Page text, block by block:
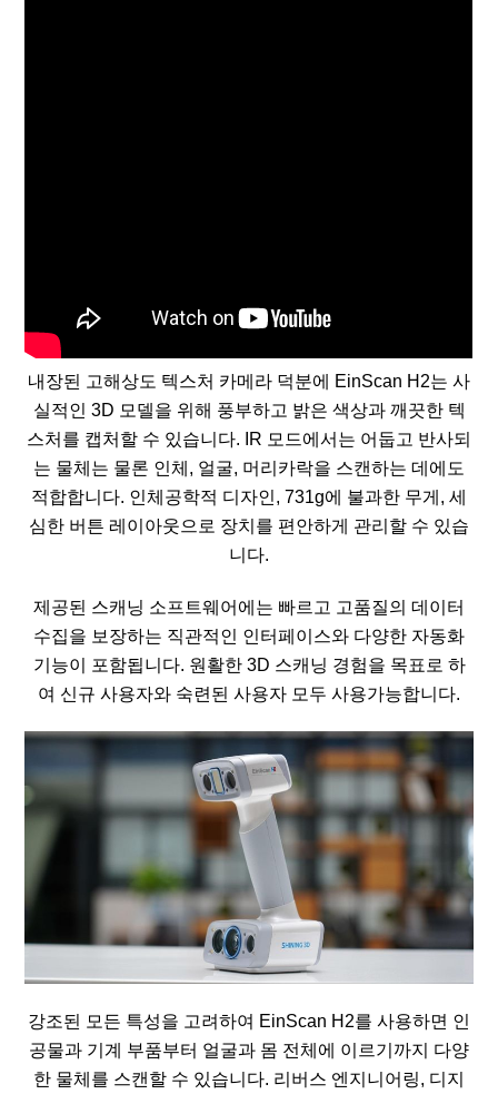
내장된 고해상도 텍스처 카메라 덕분에 EinScan H2는 사
실적인 3D 모델을 위해 풍부하고 밝은 색상과 깨끗한 텍
스처를 캡처할 수 있습니다. IR 모드에서는 어둡고 반사되
는 물체는 물론 인체, 얼굴, 머리카락을 스캔하는 데에도
적합합니다. 인체공학적 디자인, 731g에 불과한 무게, 세
심한 버튼 레이아웃으로 장치를 편안하게 관리할 수 있습
니다.
제공된 스캐닝 소프트웨어에는 빠르고 고품질의 데이터
수집을 보장하는 직관적인 인터페이스와 다양한 자동화
기능이 포함됩니다. 원활한 3D 스캐닝 경험을 목표로 하
여 신규 사용자와 숙련된 사용자 모두 사용가능합니다.
강조된 모든 특성을 고려하여 EinScan H2를 사용하면 인
공물과 기계 부품부터 얼굴과 몸 전체에 이르기까지 다양
한 물체를 스캔할 수 있습니다. 리버스 엔지니어링, 디지